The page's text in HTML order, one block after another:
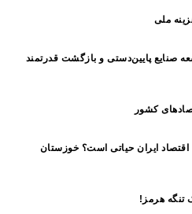
ملی
صنایع پایین‌دستی و بازگشت قدرتمند
ایران حیاتی است؟ خوزستان
تنگه هرمز!